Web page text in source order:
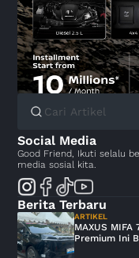
Social Media
Good Friend, Ikuti selalu
media sosial kita.
Berita Terbaru
ARTIKEL
MAXUS
Premium Ini